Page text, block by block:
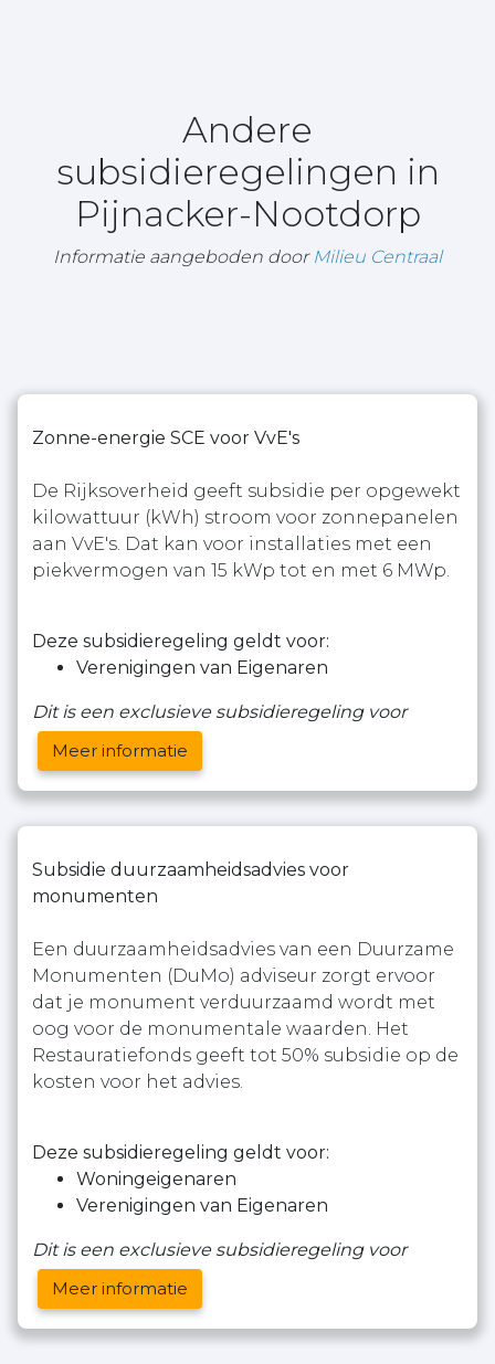
Andere
subsidieregelingen in
Pijnacker-Nootdorp
Informatie aangeboden door Milieu Centraal
Zonne-energie SCE voor VvE's
De Rijksoverheid geeft subsidie per opgewekt
kilowattuur (kWh) stroom voor zonnepanelen
aan VvE's. Dat kan voor installaties met een
piekvermogen van 15 kWp tot en met 6 MWp.
Deze subsidieregeling geldt voor:
Verenigingen van Eigenaren
Dit is een exclusieve subsidieregeling voor
Meer informatie
Subsidie duurzaamheidsadvies voor
monumenten
Een duurzaamheidsadvies van een Duurzame
Monumenten (DuMo) adviseur zorgt ervoor
dat je monument verduurzaamd wordt met
oog voor de monumentale waarden. Het
Restauratiefonds geeft tot 50% subsidie op de
kosten voor het advies.
Deze subsidieregeling geldt voor:
Woningeigenaren
Verenigingen van Eigenaren
Dit is een exclusieve subsidieregeling voor
Meer informatie